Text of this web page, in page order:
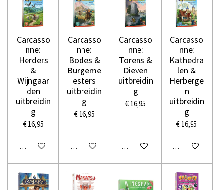
Carcasso
nne:
Herders
&
Wijngaar
den
uitbreidin
g
€ 16,95
In winkelwagen
Carcasso
nne:
Bodes &
Burgeme
esters
uitbreidin
g
€ 16,95
In winkelwagen
Carcasso
nne:
Torens &
Dieven
uitbreidin
g
€ 16,95
In winkelwagen
Carcasso
nne:
Kathedra
len &
Herberge
n
uitbreidin
g
€ 16,95
In winkelwagen